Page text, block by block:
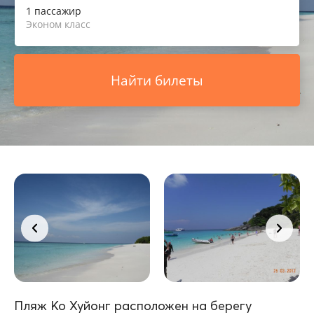
1 пассажир
Эконом класс
Найти билеты
Пляж Ко Хуйонг расположен на берегу